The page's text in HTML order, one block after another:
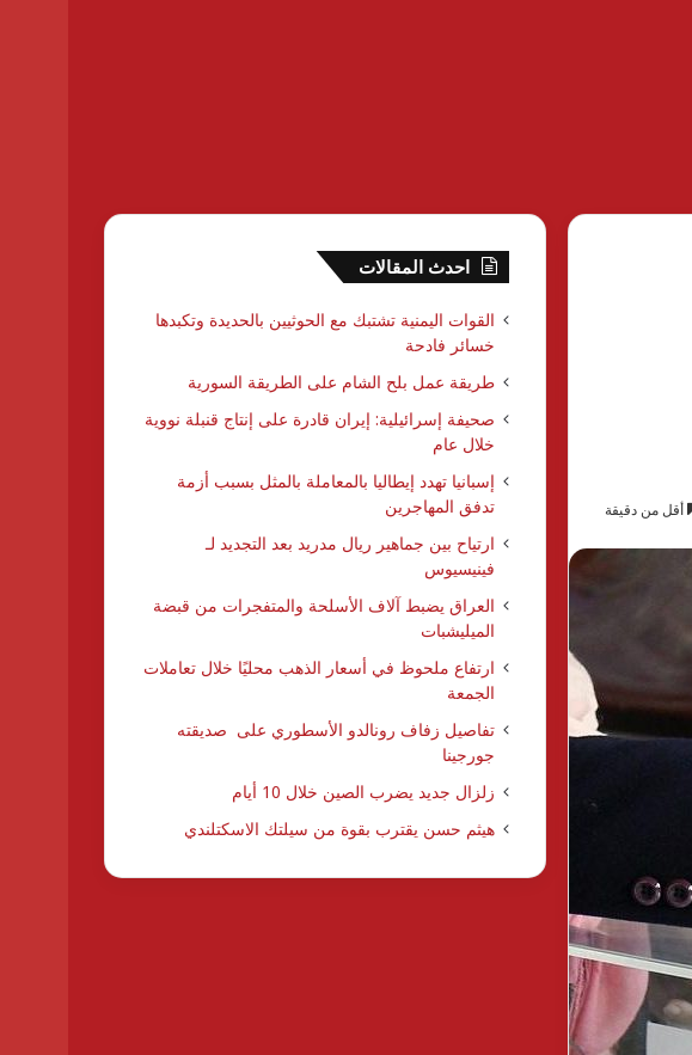
أقل من دقيقة
احدث المقالات
القوات اليمنية تشتبك مع الحوثيين بالحديدة وتكبدها
خسائر فادحة
طريقة عمل بلح الشام على الطريقة السورية
صحيفة إسرائيلية: إيران قادرة على إنتاج قنبلة نووية
خلال عام
إسبانيا تهدد إيطاليا بالمعاملة بالمثل بسبب أزمة
تدفق المهاجرين
ارتياح بين جماهير ريال مدريد بعد التجديد لـ
فينيسيوس
العراق يضبط آلاف الأسلحة والمتفجرات من قبضة
الميليشبات
ارتفاع ملحوظ في أسعار الذهب محليًا خلال تعاملات
الجمعة
تفاصيل زفاف رونالدو الأسطوري على صديقته
جورجينا
زلزال جديد يضرب الصين خلال 10 أيام
هيثم حسن يقترب بقوة من سيلتك الاسكتلندي